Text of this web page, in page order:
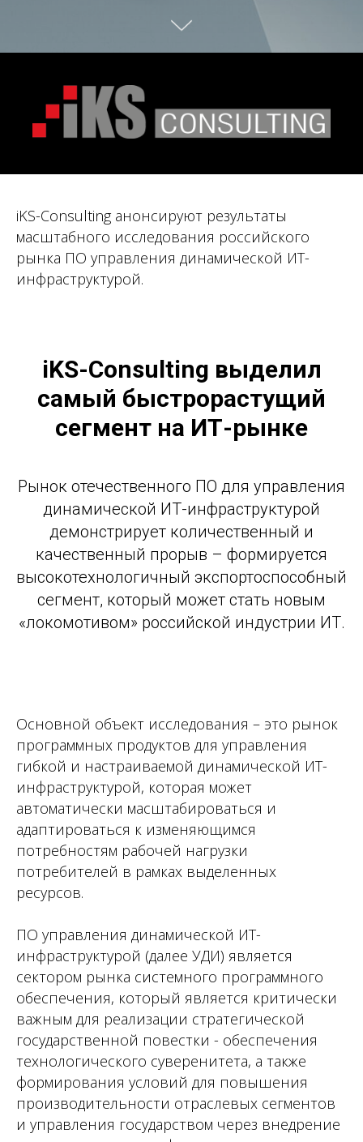
iKS-Consulting анонсируют результаты
масштабного исследования российского
рынка ПО управления динамической ИТ-
инфраструктурой.
iKS-Consulting выделил
самый быстрорастущий
сегмент на ИТ-рынке
Рынок отечественного ПО для управления
динамической ИТ-инфраструктурой
демонстрирует количественный и
качественный прорыв – формируется
высокотехнологичный экспортоспособный
сегмент, который может стать новым
«локомотивом» российской индустрии ИТ.
Основной объект исследования – это рынок
программных продуктов для управления
гибкой и настраиваемой динамической ИТ-
инфраструктурой, которая может
автоматически масштабироваться и
адаптироваться к изменяющимся
потребностям рабочей нагрузки
потребителей в рамках выделенных
ресурсов.
ПО управления динамической ИТ-
инфраструктурой (далее УДИ) является
сектором рынка системного программного
обеспечения, который является критически
важным для реализации стратегической
государственной повестки - обеспечения
технологического суверенитета, а также
формирования условий для повышения
производительности отраслевых сегментов
и управления государством через внедрение